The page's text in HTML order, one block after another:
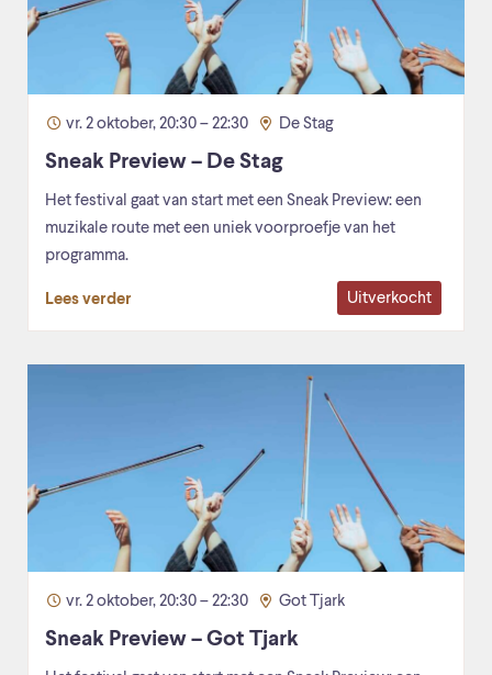
vr. 2 oktober, 20:30 – 22:30 De Stag
Sneak Preview – De Stag
Het festival gaat van start met een Sneak Preview: een
muzikale route met een uniek voorproefje van het
programma.
Lees verder Uitverkocht
vr. 2 oktober, 20:30 – 22:30 Got Tjark
Sneak Preview – Got Tjark